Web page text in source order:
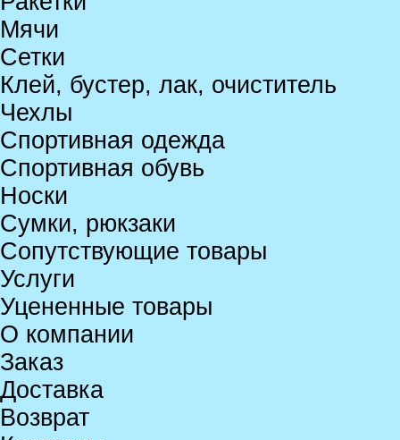
Мячи
Сетки
Клей, бустер, лак, очиститель
Чехлы
Спортивная одежда
Спортивная обувь
Носки
Сумки, рюкзаки
Сопутствующие товары
Услуги
Уцененные товары
О компании
Заказ
Доставка
Возврат